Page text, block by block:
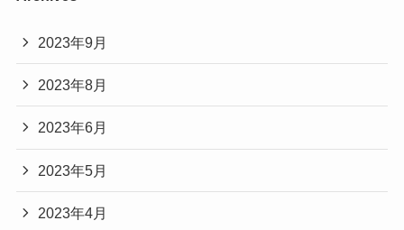
2023年9月
2023年8月
2023年6月
2023年5月
2023年4月